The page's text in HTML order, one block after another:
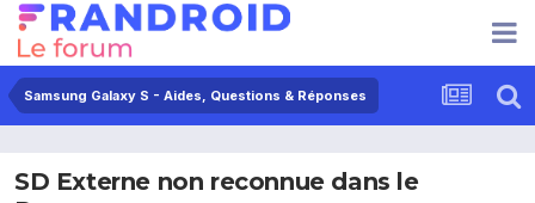
Samsung Galaxy S - Aides, Questions & Réponses
SD Externe non reconnue dans le